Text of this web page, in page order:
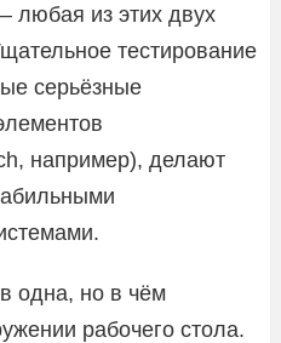
любая из этих двух
тестирование
серьёзные
например), делают
одна, но в чём
рабочего стола.